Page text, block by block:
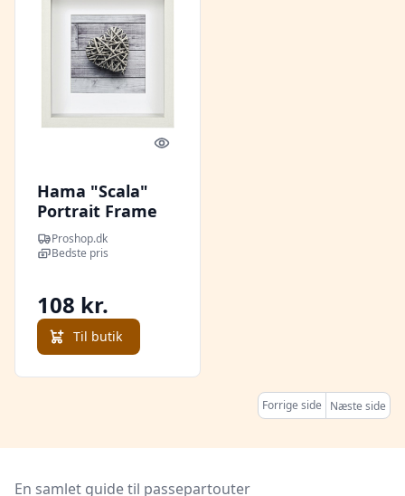
Quick look
Hama "Scala"
Portrait Frame
white 23 x 23 cm
Proshop.dk
Bedste pris
108 kr.
Til butik
Forrige side Næste side
En samlet guide til passepartouter